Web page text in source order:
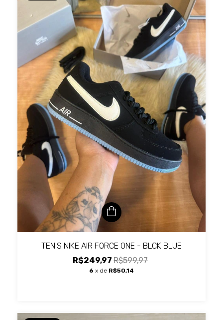
TENIS NIKE AIR FORCE ONE - BLCK BLUE
R$249,97 R$599,97
6 x de R$50,14